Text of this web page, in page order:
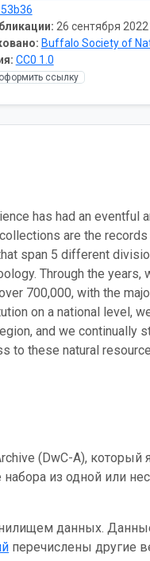
26 сентября 2022
Buffalo Society of
CC0 1.0
ссылку
has had an eventful
are the
span 5 different
Through the years,
700,000, with the
on a national level,
and we continually
to these natural
(DwC-A), который
из одной или
данных.
перечислены другие